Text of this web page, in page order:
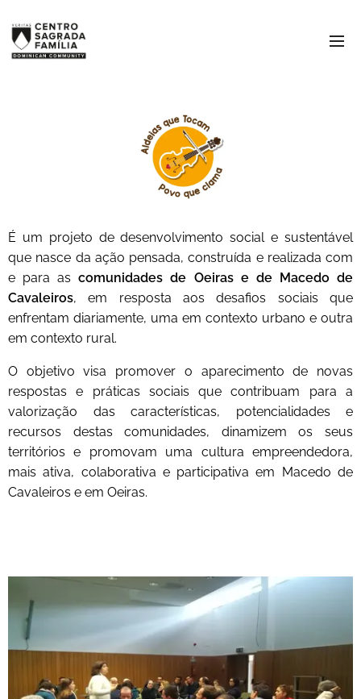
É um projeto de desenvolvimento social e sustentável
que nasce da ação pensada, construída e realizada com
e para ascomunidades de Oeiras e de Macedo de
Cavaleiros, em resposta aos desafios sociais que
enfrentam diariamente, uma em contexto urbano e outra
em contexto rural.
O objetivo visa promover o aparecimento de novas
respostas e práticas sociais que contribuam para a
valorização das características, potencialidades e
recursos destas comunidades, dinamizem os seus
territórios e promovam uma cultura empreendedora,
mais ativa, colaborativa e participativa em Macedo de
Cavaleiros e em Oeiras.